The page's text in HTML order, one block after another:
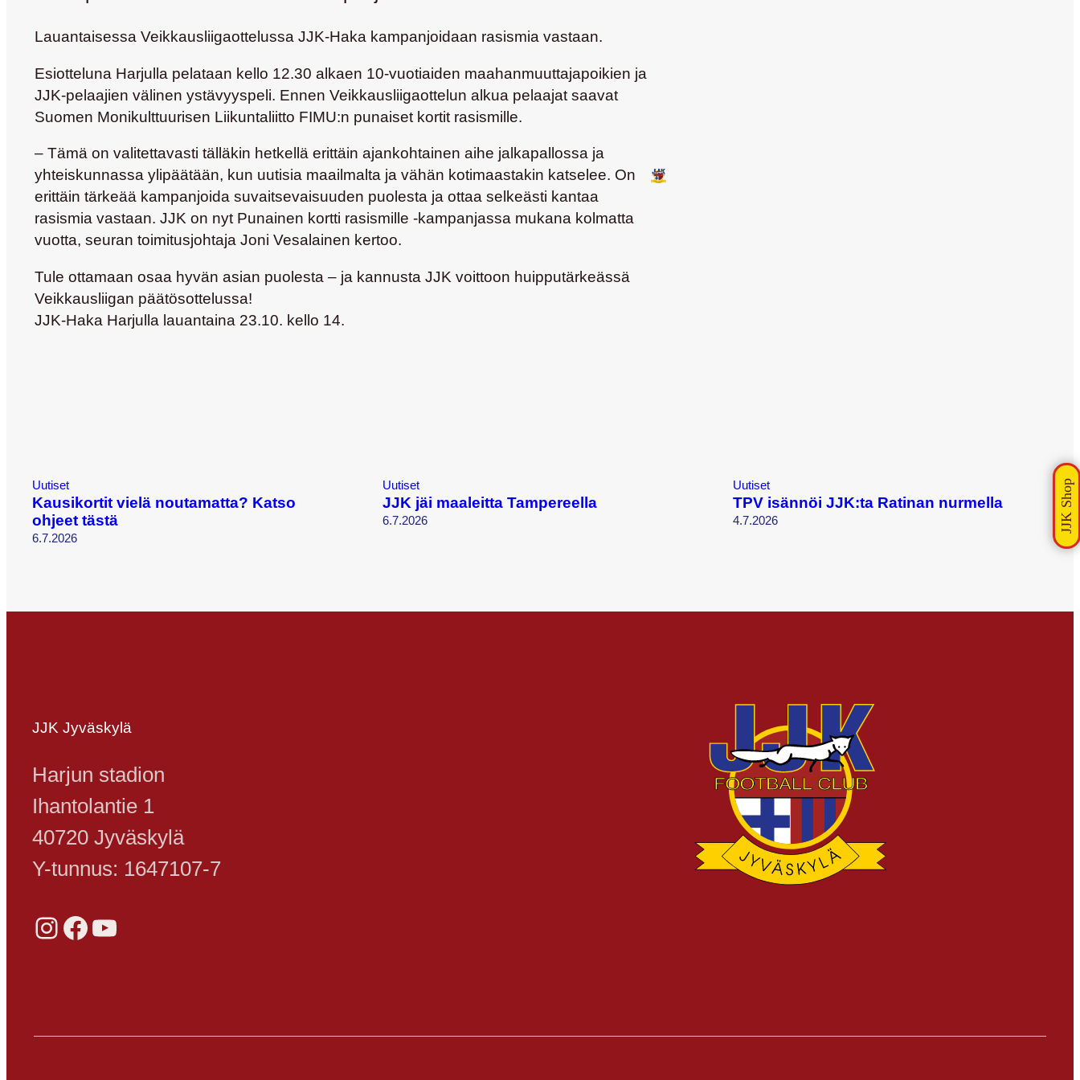
Lauantaisessa Veikkausliigaottelussa JJK-Haka kampanjoidaan rasismia vastaan.
Esiotteluna Harjulla pelataan kello 12.30 alkaen 10-vuotiaiden maahanmuuttajapoikien ja
JJK-pelaajien välinen ystävyyspeli. Ennen Veikkausliigaottelun alkua pelaajat saavat
Suomen Monikulttuurisen Liikuntaliitto FIMU:n punaiset kortit rasismille.
– Tämä on valitettavasti tälläkin hetkellä erittäin ajankohtainen aihe jalkapallossa ja
yhteiskunnassa ylipäätään, kun uutisia maailmalta ja vähän kotimaastakin katselee. On
erittäin tärkeää kampanjoida suvaitsevaisuuden puolesta ja ottaa selkeästi kantaa
rasismia vastaan. JJK on nyt Punainen kortti rasismille -kampanjassa mukana kolmatta
vuotta, seuran toimitusjohtaja Joni Vesalainen kertoo.
Tule ottamaan osaa hyvän asian puolesta – ja kannusta JJK voittoon huipputärkeässä
Veikkausliigan päätösottelussa!
JJK-Haka Harjulla lauantaina 23.10. kello 14.
Uutiset
Kausikortit vielä noutamatta? Katso
ohjeet tästä
6.7.2026
Uutiset
JJK jäi maaleitta Tampereella
6.7.2026
Uutiset
TPV isännöi JJK:ta Ratinan nurmella
4.7.2026
JJK Jyväskylä
Harjun stadion
Ihantolantie 1
40720 Jyväskylä
Y-tunnus: 1647107-7
Instagram Facebook YouTube